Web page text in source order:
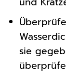
sie